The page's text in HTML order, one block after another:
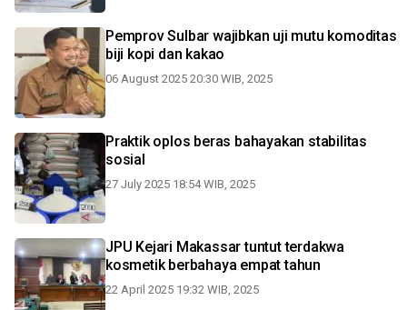
Pemprov Sulbar wajibkan uji mutu komoditas
biji kopi dan kakao
06 August 2025 20:30 WIB, 2025
Praktik oplos beras bahayakan stabilitas
sosial
27 July 2025 18:54 WIB, 2025
JPU Kejari Makassar tuntut terdakwa
kosmetik berbahaya empat tahun
22 April 2025 19:32 WIB, 2025